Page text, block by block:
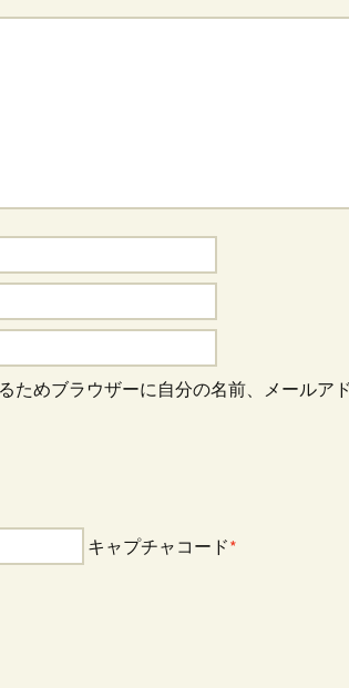
ためブラウザーに自分の名前、メールア
キャプチャコード*